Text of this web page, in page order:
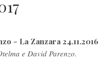
- La Zanzara 24.11.2016
e David Parenzo.